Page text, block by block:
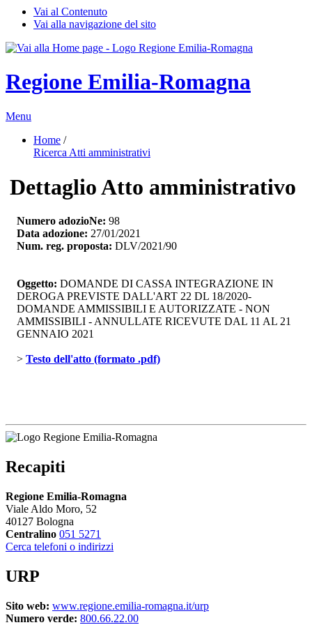
Vai al Contenuto
Vai alla navigazione del sito
Regione Emilia-Romagna
Menu
Home /
Ricerca Atti amministrativi
Dettaglio Atto amministrativo
Numero adozioNe: 98
Data adozione: 27/01/2021
Num. reg. proposta: DLV/2021/90
Oggetto: DOMANDE DI CASSA INTEGRAZIONE IN
DEROGA PREVISTE DALL'ART 22 DL 18/2020-
DOMANDE AMMISSIBILI E AUTORIZZATE - NON
AMMISSIBILI - ANNULLATE RICEVUTE DAL 11 AL 21
GENNAIO 2021
> Testo dell'atto (formato .pdf)
Recapiti
Regione Emilia-Romagna
Viale Aldo Moro, 52
40127 Bologna
Centralino 051 5271
Cerca telefoni o indirizzi
URP
Sito web: www.regione.emilia-romagna.it/urp
Numero verde: 800.66.22.00